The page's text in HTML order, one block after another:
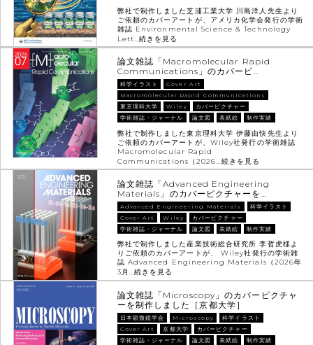
弊社で制作しました芝浦工業大学 川島洋人先生より
ご依頼のカバーアートが、アメリカ化学会発行の学術
雑誌 Environmental Science & Technology
Lett…続きを見る
論文雑誌「Macromolecular Rapid
Communications」のカバーピ…
科学イラスト
Cover Art
Macromolecular Rapid Communications
東京理科大学
Wiley
カバーピクチャー
学術雑誌・ジャーナル
論文図 表紙絵 制作実績
弊社で制作しました東京理科大学 伊藤由快先生より
ご依頼のカバーアートが、Wiley社発行の学術雑誌
Macromolecular Rapid
Communications（2026…続きを見る
論文雑誌「Advanced Engineering
Materials」のカバーピクチャーを…
Advanced Engineering Materials
科学イラスト
Cover Art
Wiley
カバーピクチャー
学術雑誌・ジャーナル
論文図 表紙絵 制作実績
弊社で制作しました産業技術総合研究所 李哲虎様よ
りご依頼のカバーアートが、 Wiley社発行の学術雑
誌 Advanced Engineering Materials（2026年
3月…続きを見る
論文雑誌「Microscopy」のカバーピクチャ
ーを制作しました［京都大学］
日本顕微鏡学会 Microscopy
科学イラスト
Cover Art
京都大学
カバーピクチャー
学術雑誌・ジャーナル
論文図 表紙絵 制作実績